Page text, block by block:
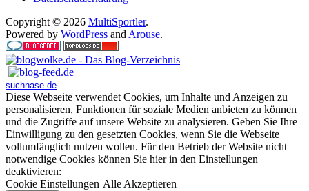
Copyright © 2026 MultiSportler.
Powered by WordPress and Arouse.
suchnase.de
Diese Webseite verwendet Cookies, um Inhalte und Anzeigen zu
personalisieren, Funktionen für soziale Medien anbieten zu können
und die Zugriffe auf unsere Website zu analysieren. Geben Sie Ihre
Einwilligung zu den gesetzten Cookies, wenn Sie die Webseite
vollumfänglich nutzen wollen. Für den Betrieb der Website nicht
notwendige Cookies können Sie hier in den Einstellungen
deaktivieren:
Cookie Einstellungen Alle Akzeptieren